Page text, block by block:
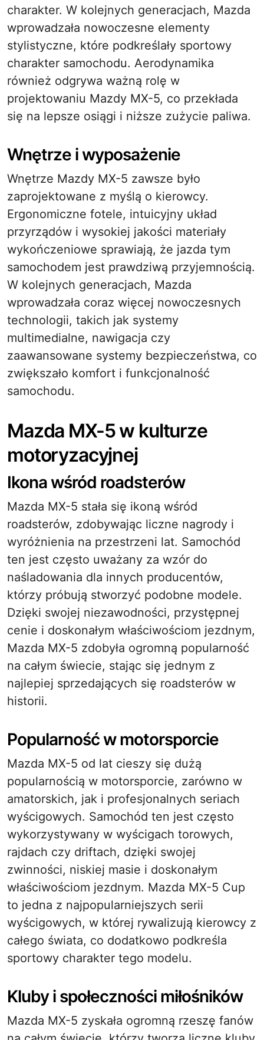
charakter. W kolejnych generacjach, Mazda
wprowadzała nowoczesne elementy
stylistyczne, które podkreślały sportowy
charakter samochodu. Aerodynamika
również odgrywa ważną rolę w
projektowaniu Mazdy MX-5, co przekłada
się na lepsze osiągi i niższe zużycie paliwa.
Wnętrze i wyposażenie
Wnętrze Mazdy MX-5 zawsze było
zaprojektowane z myślą o kierowcy.
Ergonomiczne fotele, intuicyjny układ
przyrządów i wysokiej jakości materiały
wykończeniowe sprawiają, że jazda tym
samochodem jest prawdziwą przyjemnością.
W kolejnych generacjach, Mazda
wprowadzała coraz więcej nowoczesnych
technologii, takich jak systemy
multimedialne, nawigacja czy
zaawansowane systemy bezpieczeństwa, co
zwiększało komfort i funkcjonalność
samochodu.
Mazda MX-5 w kulturze
motoryzacyjnej
Ikona wśród roadsterów
Mazda MX-5 stała się ikoną wśród
roadsterów, zdobywając liczne nagrody i
wyróżnienia na przestrzeni lat. Samochód
ten jest często uważany za wzór do
naśladowania dla innych producentów,
którzy próbują stworzyć podobne modele.
Dzięki swojej niezawodności, przystępnej
cenie i doskonałym właściwościom jezdnym,
Mazda MX-5 zdobyła ogromną popularność
na całym świecie, stając się jednym z
najlepiej sprzedających się roadsterów w
historii.
Popularność w motorsporcie
Mazda MX-5 od lat cieszy się dużą
popularnością w motorsporcie, zarówno w
amatorskich, jak i profesjonalnych seriach
wyścigowych. Samochód ten jest często
wykorzystywany w wyścigach torowych,
rajdach czy driftach, dzięki swojej
zwinności, niskiej masie i doskonałym
właściwościom jezdnym. Mazda MX-5 Cup
to jedna z najpopularniejszych serii
wyścigowych, w której rywalizują kierowcy z
całego świata, co dodatkowo podkreśla
sportowy charakter tego modelu.
Kluby i społeczności miłośników
Mazda MX-5 zyskała ogromną rzeszę fanów